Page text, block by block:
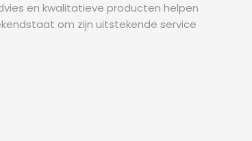
en kwalitatieve producten helpen
om zijn uitstekende service